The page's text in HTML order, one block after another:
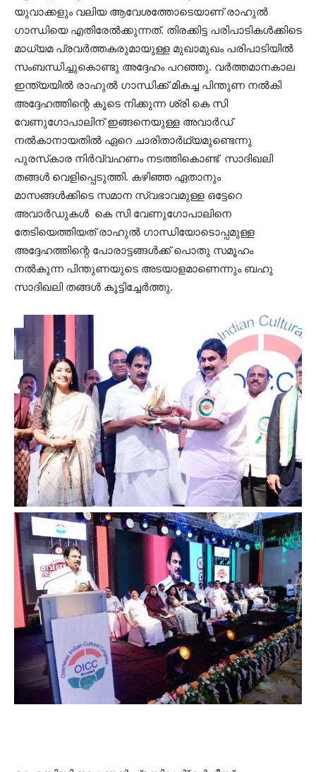
യുവാക്കളും വലിയ ആവേശത്തോടെയാണ് രാഹുൽ
ഗാന്ധിയെ എതിരേൽക്കുന്നത്. തിരക്കിട്ട പരിപാടികൾക്കിടെ
മാധ്യമ പ്രവർത്തകരുമായുള്ള മുഖാമുഖം പരിപാടിയിൽ
സംബന്ധിച്ചുകൊണ്ടു അദ്ദേഹം പറഞ്ഞു. വർത്തമാനകാല
ഇന്ത്യയിൽ രാഹുൽ ഗാന്ധിക്ക് മികച്ച പിന്തുണ നൽകി
അദ്ദേഹത്തിന്റെ കൂടെ നിക്കുന്ന ശ്രി കെ സി
വേണുഗോപാലിന് ഇങ്ങനെയുള്ള അവാർഡ്
നൽകാനായതിൽ ഏറെ ചാരിതാർഥ്യമുണ്ടെന്നു
പുരസ്‌കാര നിർവ്വഹണം നടത്തികൊണ്ട് സാദിഖലി
തങ്ങൾ വെളിപ്പെടുത്തി. കഴിഞ്ഞ ഏതാനും
മാസങ്ങൾക്കിടെ സമാന സ്വഭാവമുള്ള ഒട്ടേറെ
അവാർഡുകൾ കെ സി വേണുഗോപാലിനെ
തേടിയെത്തിയത് രാഹുൽ ഗാന്ധിയോടൊപ്പമുള്ള
അദ്ദേഹത്തിന്റെ പോരാട്ടങ്ങൾക്ക് പൊതു സമൂഹം
നൽകുന്ന പിന്തുണയുടെ അടയാളമാണെന്നും ബഹു
സാദിഖലി തങ്ങൾ കൂട്ടിച്ചേർത്തു.